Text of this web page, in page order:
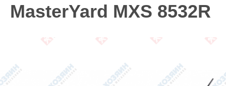
MasterYard MXS 8532R